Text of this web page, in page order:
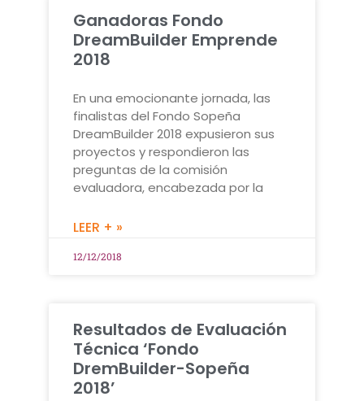
Ganadoras Fondo
DreamBuilder Emprende
2018
En una emocionante jornada, las
finalistas del Fondo Sopeña
DreamBuilder 2018 expusieron sus
proyectos y respondieron las
preguntas de la comisión
evaluadora, encabezada por la
LEER + »
12/12/2018
Resultados de Evaluación
Técnica ‘Fondo
DremBuilder-Sopeña
2018’